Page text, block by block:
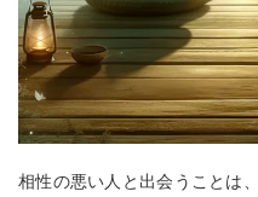
相性の悪い人と出会うことは